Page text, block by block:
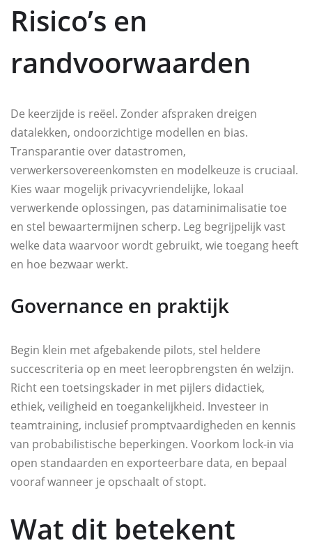
Risico’s en
randvoorwaarden
De keerzijde is reëel. Zonder afspraken dreigen
datalekken, ondoorzichtige modellen en bias.
Transparantie over datastromen,
verwerkersovereenkomsten en modelkeuze is cruciaal.
Kies waar mogelijk privacyvriendelijke, lokaal
verwerkende oplossingen, pas dataminimalisatie toe
en stel bewaartermijnen scherp. Leg begrijpelijk vast
welke data waarvoor wordt gebruikt, wie toegang heeft
en hoe bezwaar werkt.
Governance en praktijk
Begin klein met afgebakende pilots, stel heldere
succescriteria op en meet leeropbrengsten én welzijn.
Richt een toetsingskader in met pijlers didactiek,
ethiek, veiligheid en toegankelijkheid. Investeer in
teamtraining, inclusief promptvaardigheden en kennis
van probabilistische beperkingen. Voorkom lock-in via
open standaarden en exporteerbare data, en bepaal
vooraf wanneer je opschaalt of stopt.
Wat dit betekent